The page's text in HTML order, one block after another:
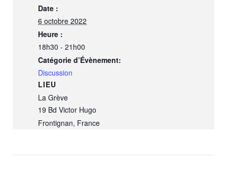
Date :
6 octobre 2022
Heure :
18h30 - 21h00
Catégorie d’Évènement:
Discussion
LIEU
La Grève
19 Bd Victor Hugo
Frontignan, France